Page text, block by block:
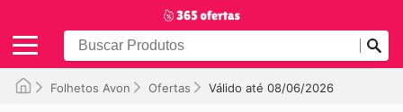
Folhetos Avon Ofertas Válido até 08/06/2026